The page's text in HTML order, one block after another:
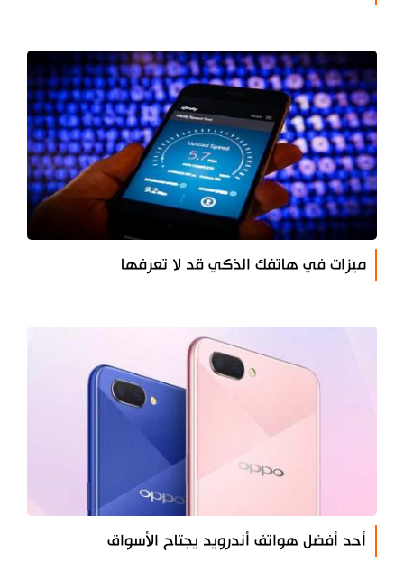
ميزات في هاتفك الذكي قد لا تعرفها
أحد أفضل هواتف أندرويد يجتاح الأسواق